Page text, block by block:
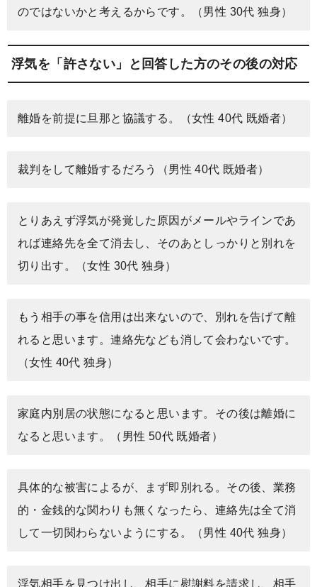
のではないかと考えるからです。（男性 30代 独身）
浮気を「許さない」と回答した方のその後の対応
離婚を前提に旦那と協議する。（女性 40代 既婚者）
裁判をして離婚するだろう（男性 40代 既婚者）
とりあえず浮気が発覚した原因がメールやラインであ
れば連絡先を全て消去し、そのあとしっかりと別れを
切り出す。（女性 30代 独身）
もう相手の事を信用は出来ないので、別れを告げて離
れると思います。連絡先なども消して会わないです。
（女性 40代 独身）
家庭内別居の状態になると思います。その後は離婚に
なると思います。（男性 50代 既婚者）
具体的な被害によるが、まず即別れる。その後、業務
的・金銭的な関わりも無くなったら、連絡先は全て消
して一切関わらないようにする。（男性 40代 独身）
浮気相手を見つけ出し、相手に慰謝料を請求し、相手